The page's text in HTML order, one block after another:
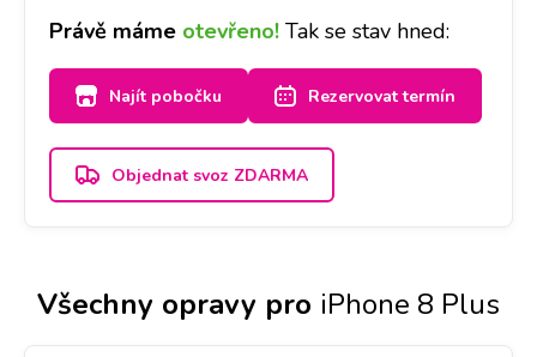
Právě máme otevřeno! Tak se stav hned:
Najít pobočku Rezervovat termín
Objednat svoz ZDARMA
Všechny opravy pro iPhone 8 Plus